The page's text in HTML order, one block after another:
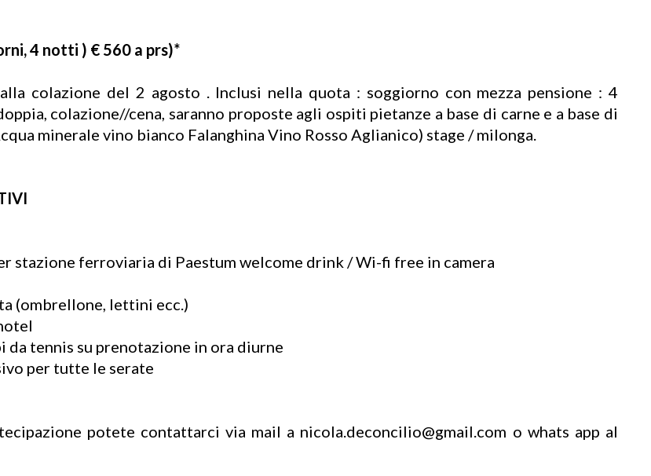
4 notti ) € 560 a prs)*
colazione del 2 agosto . Inclusi nella quota : soggiorno con mezza pensione : 4
colazione//cena, saranno proposte agli ospiti pietanze a base di carne e a base di
minerale vino bianco Falanghina Vino Rosso Aglianico) stage / milonga.
stazione ferroviaria di Paestum welcome drink / Wi-fi free in camera
(ombrellone, lettini ecc.)
tennis su prenotazione in ora diurne
per tutte le serate
potete contattarci via mail a nicola.deconcilio@gmail.com o whats app al